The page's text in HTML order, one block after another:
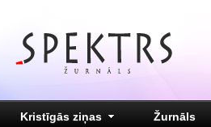
Kristīgās ziņas Žurnāls